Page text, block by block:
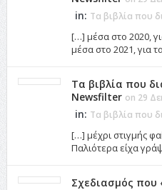
in: Τα βιβλία που
[…] μέσα στο 2020,
μέσα στο 2021, για
Τα βιβλία που
Newsfilter on 29
in: Τα βιβλία που
[…] μέχρι στιγμής
Παλιότερα είχα
Σχεδιασμός που